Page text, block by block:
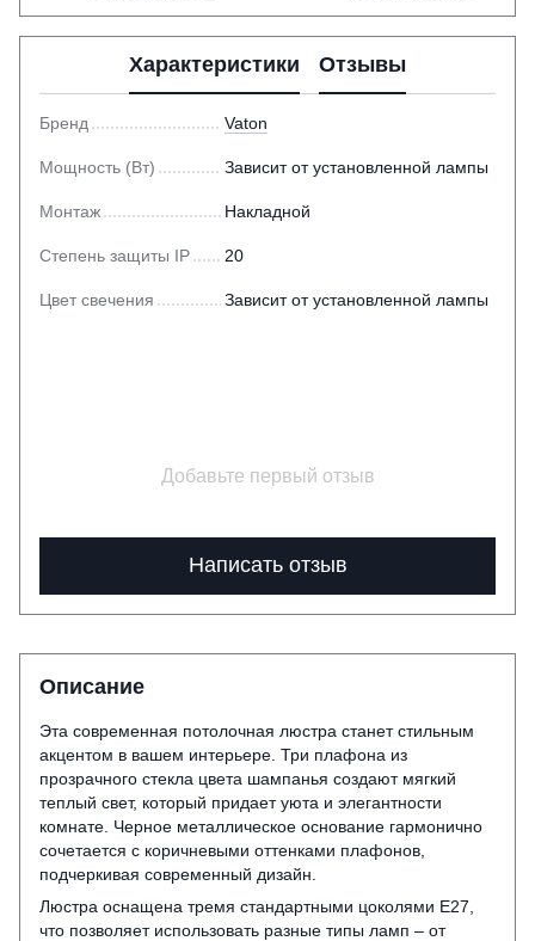
Характеристики Отзывы
Бренд Vaton
Мощность (Вт) Зависит от установленной лампы
Монтаж Накладной
Степень защиты IP 20
Цвет свечения Зависит от установленной лампы
Добавьте первый отзыв
Написать отзыв
Описание
Эта современная потолочная люстра станет стильным
акцентом в вашем интерьере. Три плафона из
прозрачного стекла цвета шампанья создают мягкий
теплый свет, который придает уюта и элегантности
комнате. Черное металлическое основание гармонично
сочетается с коричневыми оттенками плафонов,
подчеркивая современный дизайн.
Люстра оснащена тремя стандартными цоколями E27,
что позволяет использовать разные типы ламп – от